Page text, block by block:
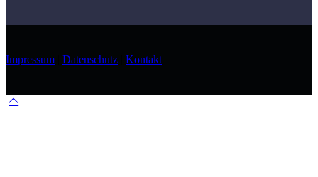
Impressum Datenschutz Kontakt